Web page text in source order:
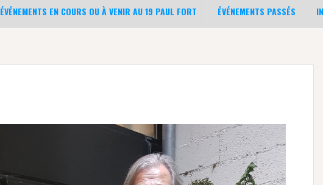
ÉVÉNEMENTS EN COURS OU À VENIR AU 19 PAUL FORT ÉVÉNEMENTS PASSÉS